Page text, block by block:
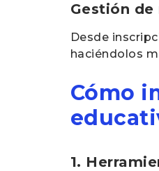
Gestión
Desde
haciéndolos
Cómo
1.